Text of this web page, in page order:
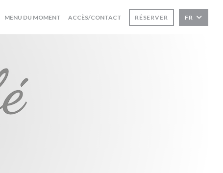
MENU DU MOMENT((OUVRE UNE NOUVELLE FENÊTRE))
ACCÈS/CONTACT RÉSERVER FR